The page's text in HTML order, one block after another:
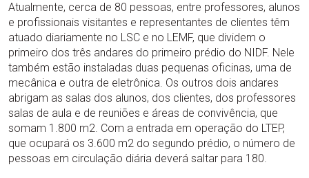
Atualmente, cerca de 80 pessoas, entre professores, alunos
e profissionais visitantes e representantes de clientes têm
atuado diariamente no LSC e no LEMF, que dividem o
primeiro dos três andares do primeiro prédio do NIDF. Nele
também estão instaladas duas pequenas oficinas, uma de
mecânica e outra de eletrônica. Os outros dois andares
abrigam as salas dos alunos, dos clientes, dos professores
salas de aula e de reuniões e áreas de convivência, que
somam 1.800 m2. Com a entrada em operação do LTEP,
que ocupará os 3.600 m2 do segundo prédio, o número de
pessoas em circulação diária deverá saltar para 180.